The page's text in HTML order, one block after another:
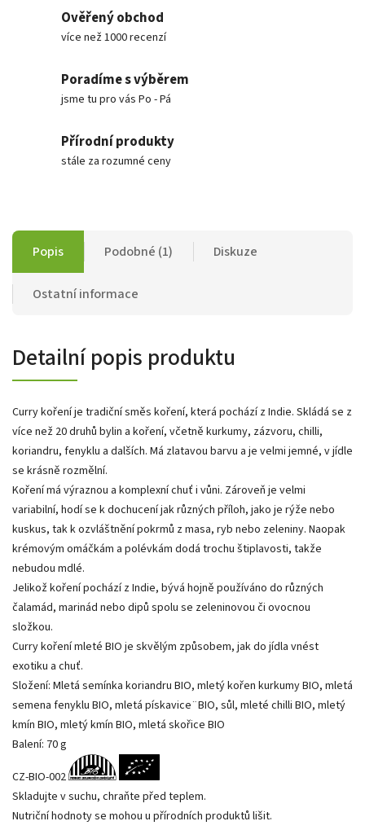
Ověřený obchod
více než 1000 recenzí
Poradíme s výběrem
jsme tu pro vás Po - Pá
Přírodní produkty
stále za rozumné ceny
Popis Podobné (1) Diskuze
Ostatní informace
Detailní popis produktu
Curry koření je tradiční směs koření, která pochází z Indie. Skládá se z
více než 20 druhů bylin a koření, včetně kurkumy, zázvoru, chilli,
koriandru, fenyklu a dalších. Má zlatavou barvu a je velmi jemné, v jídle
se krásně rozmělní.
Koření má výraznou a komplexní chuť i vůni. Zároveň je velmi
variabilní, hodí se k dochucení jak různých příloh, jako je rýže nebo
kuskus, tak k ozvláštnění pokrmů z masa, ryb nebo zeleniny. Naopak
krémovým omáčkám a polévkám dodá trochu štiplavosti, takže
nebudou mdlé.
Jelikož koření pochází z Indie, bývá hojně používáno do různých
čalamád, marinád nebo dipů spolu se zeleninovou či ovocnou
složkou.
Curry koření mleté BIO je skvělým způsobem, jak do jídla vnést
exotiku a chuť.
Složení: Mletá semínka koriandru BIO, mletý kořen kurkumy BIO, mletá
semena fenyklu BIO, mletá pískavice¨BIO, sůl, mleté ​​chilli BIO, mletý
kmín BIO, mletý kmín BIO, mletá skořice BIO
Balení: 70 g
CZ-BIO-002
Skladujte v suchu, chraňte před teplem.
Nutriční hodnoty se mohou u přírodních produktů lišit.